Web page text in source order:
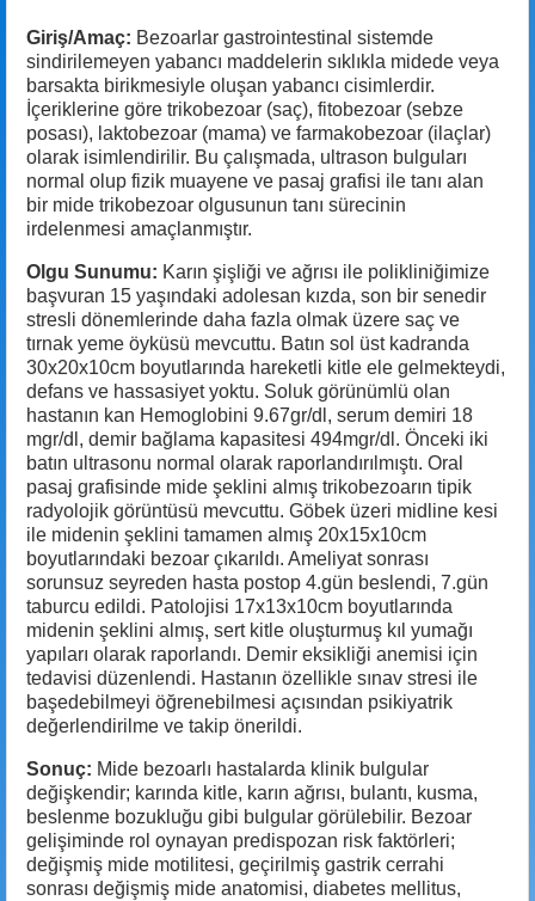
Giriş/Amaç: Bezoarlar gastrointestinal sistemde
sindirilemeyen yabancı maddelerin sıklıkla midede veya
barsakta birikmesiyle oluşan yabancı cisimlerdir.
İçeriklerine göre trikobezoar (saç), fitobezoar (sebze
posası), laktobezoar (mama) ve farmakobezoar (ilaçlar)
olarak isimlendirilir. Bu çalışmada, ultrason bulguları
normal olup fizik muayene ve pasaj grafisi ile tanı alan
bir mide trikobezoar olgusunun tanı sürecinin
irdelenmesi amaçlanmıştır.
Olgu Sunumu: Karın şişliği ve ağrısı ile polikliniğimize
başvuran 15 yaşındaki adolesan kızda, son bir senedir
stresli dönemlerinde daha fazla olmak üzere saç ve
tırnak yeme öyküsü mevcuttu. Batın sol üst kadranda
30x20x10cm boyutlarında hareketli kitle ele gelmekteydi,
defans ve hassasiyet yoktu. Soluk görünümlü olan
hastanın kan Hemoglobini 9.67gr/dl, serum demiri 18
mgr/dl, demir bağlama kapasitesi 494mgr/dl. Önceki iki
batın ultrasonu normal olarak raporlandırılmıştı. Oral
pasaj grafisinde mide şeklini almış trikobezoarın tipik
radyolojik görüntüsü mevcuttu. Göbek üzeri midline kesi
ile midenin şeklini tamamen almış 20x15x10cm
boyutlarındaki bezoar çıkarıldı. Ameliyat sonrası
sorunsuz seyreden hasta postop 4.gün beslendi, 7.gün
taburcu edildi. Patolojisi 17x13x10cm boyutlarında
midenin şeklini almış, sert kitle oluşturmuş kıl yumağı
yapıları olarak raporlandı. Demir eksikliği anemisi için
tedavisi düzenlendi. Hastanın özellikle sınav stresi ile
başedebilmeyi öğrenebilmesi açısından psikiyatrik
değerlendirilme ve takip önerildi.
Sonuç: Mide bezoarlı hastalarda klinik bulgular
değişkendir; karında kitle, karın ağrısı, bulantı, kusma,
beslenme bozukluğu gibi bulgular görülebilir. Bezoar
gelişiminde rol oynayan predispozan risk faktörleri;
değişmiş mide motilitesi, geçirilmiş gastrik cerrahi
sonrası değişmiş mide anatomisi, diabetes mellitus,